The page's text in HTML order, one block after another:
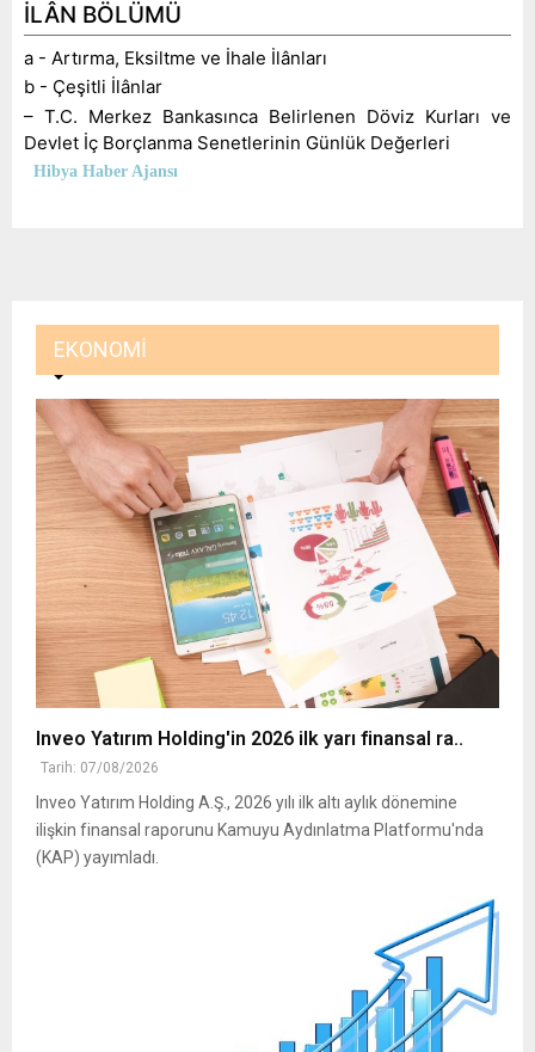
İLÂN BÖLÜMÜ
a - Artırma, Eksiltme ve İhale İlânları
b - Çeşitli İlânlar
– T.C. Merkez Bankasınca Belirlenen Döviz Kurları ve
Devlet İç Borçlanma Senetlerinin Günlük Değerleri
Hibya Haber Ajansı
EKONOMI
Inveo Yatırım Holding'in 2026 ilk yarı finansal ra..
Tarih: 07/08/2026
Inveo Yatırım Holding A.Ş., 2026 yılı ilk altı aylık dönemine
ilişkin finansal raporunu Kamuyu Aydınlatma Platformu'nda
(KAP) yayımladı.